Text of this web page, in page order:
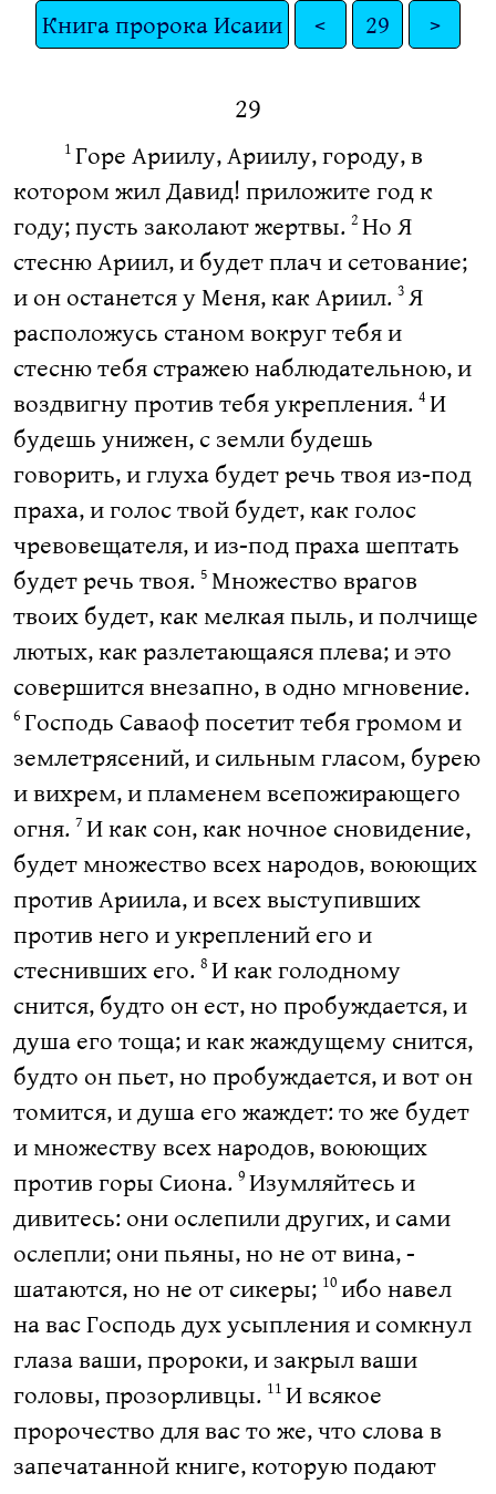
Книга пророка Исаии < 29 >
29
1 Горе Ариилу, Ариилу, городу, в
котором жил Давид! приложите год к
году; пусть заколают жертвы. 2 Но Я
стесню Ариил, и будет плач и сетование;
и он останется у Меня, как Ариил. 3 Я
расположусь станом вокруг тебя и
стесню тебя стражею наблюдательною, и
воздвигну против тебя укрепления. 4 И
будешь унижен, с земли будешь
говорить, и глуха будет речь твоя из-под
праха, и голос твой будет, как голос
чревовещателя, и из-под праха шептать
будет речь твоя. 5 Множество врагов
твоих будет, как мелкая пыль, и полчище
лютых, как разлетающаяся плева; и это
совершится внезапно, в одно мгновение.
6 Господь Саваоф посетит тебя громом и
землетрясений, и сильным гласом, бурею
и вихрем, и пламенем всепожирающего
огня. 7 И как сон, как ночное сновидение,
будет множество всех народов, воюющих
против Ариила, и всех выступивших
против него и укреплений его и
стеснивших его. 8 И как голодному
снится, будто он ест, но пробуждается, и
душа его тоща; и как жаждущему снится,
будто он пьет, но пробуждается, и вот он
томится, и душа его жаждет: то же будет
и множеству всех народов, воюющих
против горы Сиона. 9 Изумляйтесь и
дивитесь: они ослепили других, и сами
ослепли; они пьяны, но не от вина, -
шатаются, но не от сикеры; 10 ибо навел
на вас Господь дух усыпления и сомкнул
глаза ваши, пророки, и закрыл ваши
головы, прозорливцы. 11 И всякое
пророчество для вас то же, что слова в
запечатанной книге, которую подают